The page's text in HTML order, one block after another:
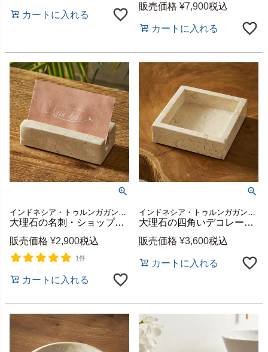
カートに入れる
販売価格 ¥7,900税込
カートに入れる
大理石の名刺・ショップカードスタンド[14224]
販売価格 ¥2,900税込
1件
カートに入れる
大理石の四角いデコレーショントレイ[14223]
販売価格 ¥3,600税込
カートに入れる